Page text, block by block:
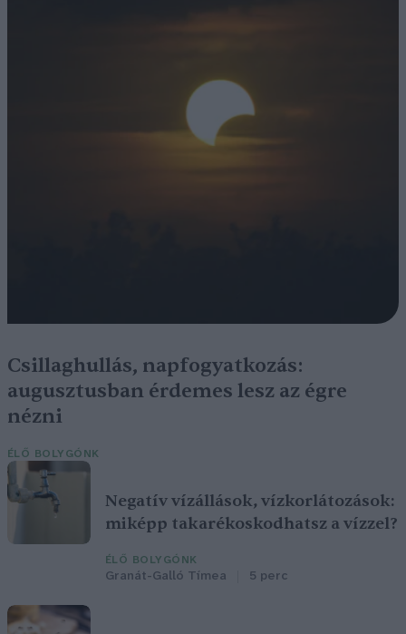
Csillaghullás, napfogyatkozás:
augusztusban érdemes lesz az égre
nézni
ÉLŐ BOLYGÓNK
Negatív vízállások, vízkorlátozások:
miképp takarékoskodhatsz a vízzel?
ÉLŐ BOLYGÓNK
Granát-Galló Tímea 5 perc